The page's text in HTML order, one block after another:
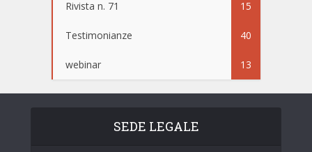
Rivista n. 71 15
Testimonianze 40
webinar 13
SEDE LEGALE